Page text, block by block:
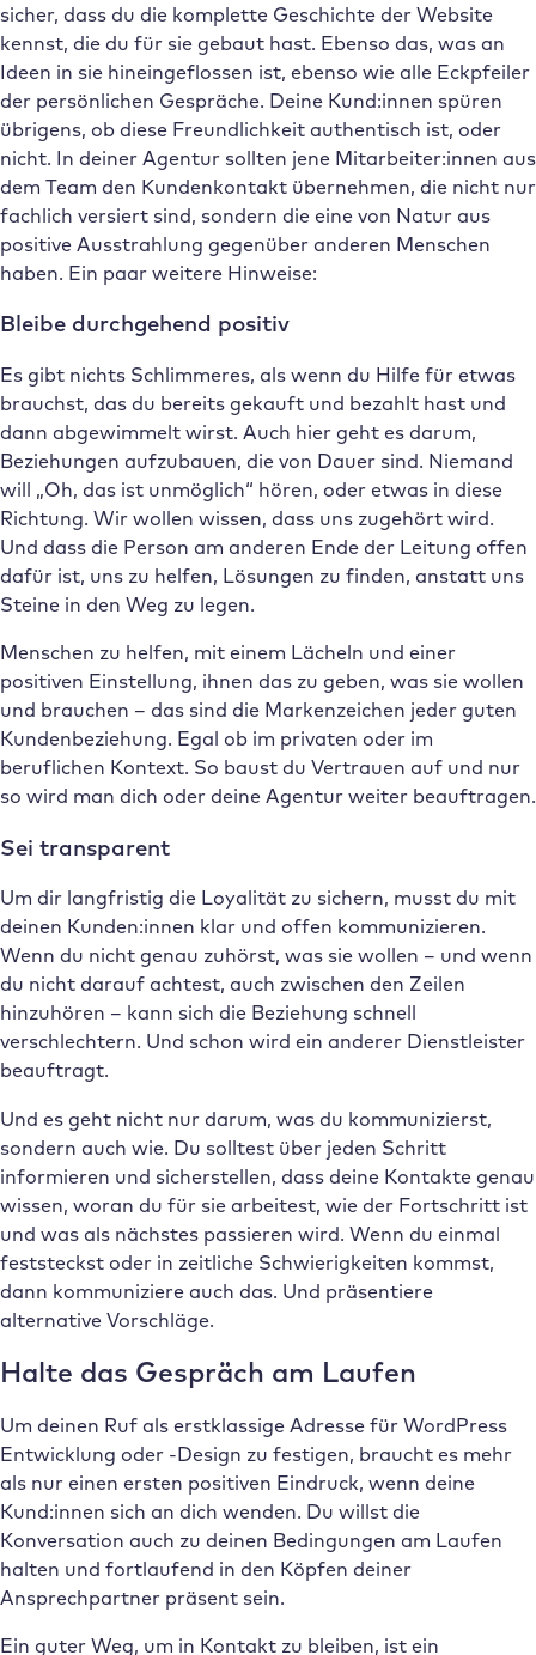
sicher, dass du die komplette Geschichte der Website
kennst, die du für sie gebaut hast. Ebenso das, was an
Ideen in sie hineingeflossen ist, ebenso wie alle Eckpfeiler
der persönlichen Gespräche. Deine Kund:innen spüren
übrigens, ob diese Freundlichkeit authentisch ist, oder
nicht. In deiner Agentur sollten jene Mitarbeiter:innen aus
dem Team den Kundenkontakt übernehmen, die nicht nur
fachlich versiert sind, sondern die eine von Natur aus
positive Ausstrahlung gegenüber anderen Menschen
haben. Ein paar weitere Hinweise:
Bleibe durchgehend positiv
Es gibt nichts Schlimmeres, als wenn du Hilfe für etwas
brauchst, das du bereits gekauft und bezahlt hast und
dann abgewimmelt wirst. Auch hier geht es darum,
Beziehungen aufzubauen, die von Dauer sind. Niemand
will „Oh, das ist unmöglich“ hören, oder etwas in diese
Richtung. Wir wollen wissen, dass uns zugehört wird.
Und dass die Person am anderen Ende der Leitung offen
dafür ist, uns zu helfen, Lösungen zu finden, anstatt uns
Steine in den Weg zu legen.
Menschen zu helfen, mit einem Lächeln und einer
positiven Einstellung, ihnen das zu geben, was sie wollen
und brauchen – das sind die Markenzeichen jeder guten
Kundenbeziehung. Egal ob im privaten oder im
beruflichen Kontext. So baust du Vertrauen auf und nur
so wird man dich oder deine Agentur weiter beauftragen.
Sei transparent
Um dir langfristig die Loyalität zu sichern, musst du mit
deinen Kunden:innen klar und offen kommunizieren.
Wenn du nicht genau zuhörst, was sie wollen – und wenn
du nicht darauf achtest, auch zwischen den Zeilen
hinzuhören – kann sich die Beziehung schnell
verschlechtern. Und schon wird ein anderer Dienstleister
beauftragt.
Und es geht nicht nur darum, was du kommunizierst,
sondern auch wie. Du solltest über jeden Schritt
informieren und sicherstellen, dass deine Kontakte genau
wissen, woran du für sie arbeitest, wie der Fortschritt ist
und was als nächstes passieren wird. Wenn du einmal
feststeckst oder in zeitliche Schwierigkeiten kommst,
dann kommuniziere auch das. Und präsentiere
alternative Vorschläge.
Halte das Gespräch am Laufen
Um deinen Ruf als erstklassige Adresse für WordPress
Entwicklung oder -Design zu festigen, braucht es mehr
als nur einen ersten positiven Eindruck, wenn deine
Kund:innen sich an dich wenden. Du willst die
Konversation auch zu deinen Bedingungen am Laufen
halten und fortlaufend in den Köpfen deiner
Ansprechpartner präsent sein.
Ein guter Weg, um in Kontakt zu bleiben, ist ein